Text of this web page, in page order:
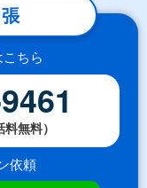
ちら
無料）
依頼